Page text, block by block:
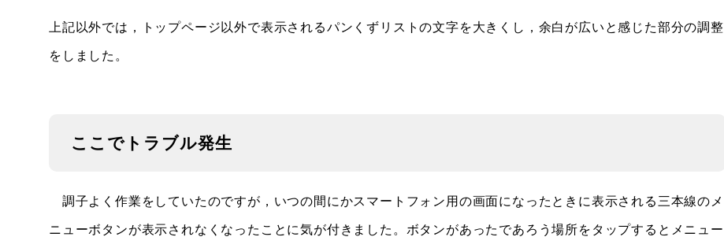
上記以外では，トップページ以外で表示されるパンくずリストの文字を大きくし，余白が広いと感じた部分の調整
をしました。
ここでトラブル発生
調子よく作業をしていたのですが，いつの間にかスマートフォン用の画面になったときに表示される三本線のメ
ニューボタンが表示されなくなったことに気が付きました。ボタンがあったであろう場所をタップするとメニュー